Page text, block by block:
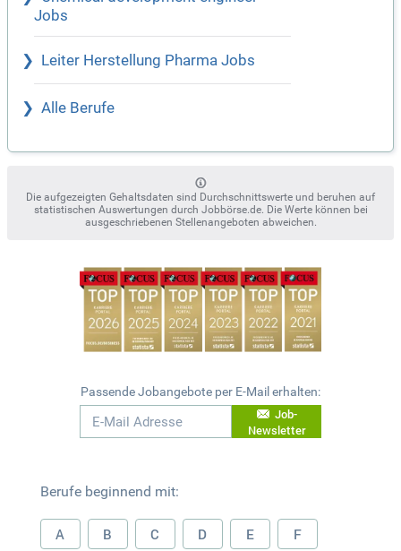
Jobs
Leiter Herstellung Pharma Jobs
Alle Berufe
Die aufgezeigten Gehaltsdaten sind Durchschnittswerte und beruhen auf
statistischen Auswertungen durch Jobbörse.de. Die Werte können bei
ausgeschriebenen Stellenangeboten abweichen.
Passende Jobangebote per E-Mail erhalten:
Job-
Newsletter
Berufe beginnend mit:
A B C D E F